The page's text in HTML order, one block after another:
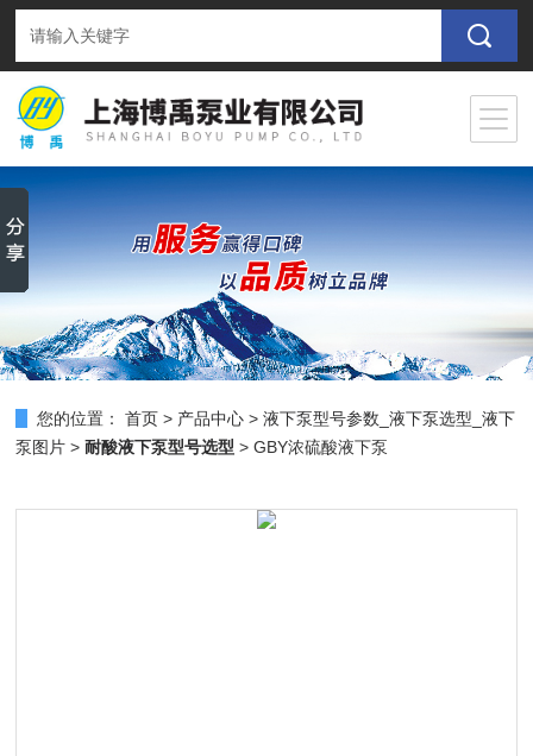
您的位置： 首页 > 产品中心 >液下泵型号参数_液下泵选型_液下
泵图片 >耐酸液下泵型号选型 > GBY浓硫酸液下泵